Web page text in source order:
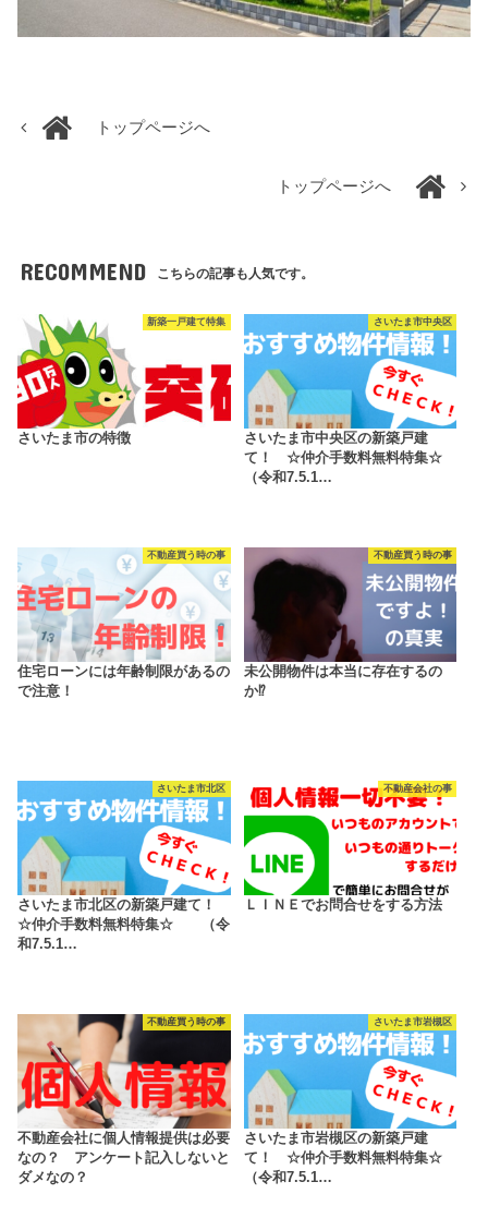
トップページへ
トップページへ
RECOMMEND こちらの記事も人気です。
新築一戸建て特集
さいたま市の特徴
さいたま市中央区
さいたま市中央区の新築戸建
て！ ☆仲介手数料無料特集☆
（令和7.5.1…
不動産買う時の事
住宅ローンには年齢制限があるの
で注意！
不動産買う時の事
未公開物件は本当に存在するの
か⁉
さいたま市北区
さいたま市北区の新築戸建て！
☆仲介手数料無料特集☆ （令
和7.5.1…
不動産会社の事
ＬＩＮＥでお問合せをする方法
不動産買う時の事
不動産会社に個人情報提供は必要
なの？ アンケート記入しないと
ダメなの？
さいたま市岩槻区
さいたま市岩槻区の新築戸建
て！ ☆仲介手数料無料特集☆
（令和7.5.1…